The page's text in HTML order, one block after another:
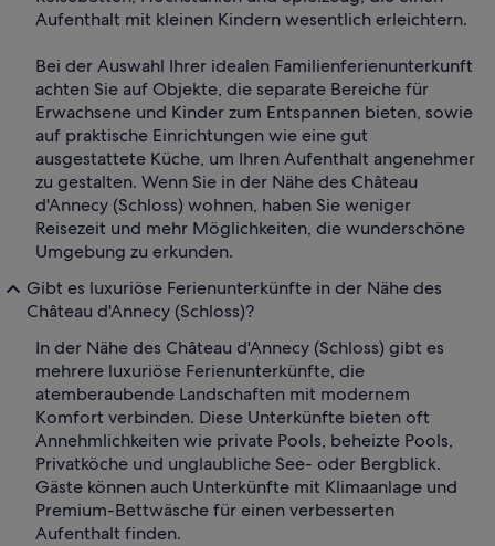
Aufenthalt mit kleinen Kindern wesentlich erleichtern.
Bei der Auswahl Ihrer idealen Familienferienunterkunft
achten Sie auf Objekte, die separate Bereiche für
Erwachsene und Kinder zum Entspannen bieten, sowie
auf praktische Einrichtungen wie eine gut
ausgestattete Küche, um Ihren Aufenthalt angenehmer
zu gestalten. Wenn Sie in der Nähe des Château
d'Annecy (Schloss) wohnen, haben Sie weniger
Reisezeit und mehr Möglichkeiten, die wunderschöne
Umgebung zu erkunden.
Gibt es luxuriöse Ferienunterkünfte in der Nähe des
Château d'Annecy (Schloss)?
In der Nähe des Château d'Annecy (Schloss) gibt es
mehrere luxuriöse Ferienunterkünfte, die
atemberaubende Landschaften mit modernem
Komfort verbinden. Diese Unterkünfte bieten oft
Annehmlichkeiten wie private Pools, beheizte Pools,
Privatköche und unglaubliche See- oder Bergblick.
Gäste können auch Unterkünfte mit Klimaanlage und
Premium-Bettwäsche für einen verbesserten
Aufenthalt finden.